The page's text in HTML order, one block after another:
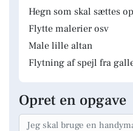
Hegn som skal sættes
Flytte malerier osv
Male lille altan
Flytning af spejl fra
Opret en opgave